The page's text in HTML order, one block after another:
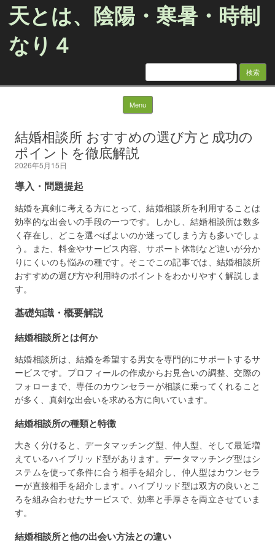
天とは、陰陽・寒暑・時制
なり４
検
Menu Skip to content
結婚相談所 おすすめの選び方と成功の
ポイントを徹底解説
2026年5月15日
導入・問題提起
結婚を真剣に考える方にとって、結婚相談所を利用することは
効率的な出会いの手段の一つです。しかし、結婚相談所は数多
く存在し、どこを選べばよいのか迷ってしまう方も多いでしょ
う。また、料金やサービス内容、サポート体制など違いが分か
りにくいのも悩みの種です。そこでこの記事では、結婚相談所
おすすめの選び方や利用時のポイントをわかりやすく解説しま
す。
基礎知識・概要解説
結婚相談所とは何か
結婚相談所は、結婚を希望する男女を専門的にサポートするサ
ービスです。プロフィールの作成からお見合いの調整、交際の
フォローまで、専任のカウンセラーが相談に乗ってくれること
が多く、真剣な出会いを求める方に向いています。
結婚相談所の種類と特徴
大きく分けると、データマッチング型、仲人型、そして最近増
えているハイブリッド型があります。データマッチング型はシ
ステムを使って条件に合う相手を紹介し、仲人型はカウンセラ
ーが直接相手を紹介します。ハイブリッド型は双方の良いとこ
ろを組み合わせたサービスで、効率と手厚さを両立させていま
す。
結婚相談所と他の出会い方法との違い